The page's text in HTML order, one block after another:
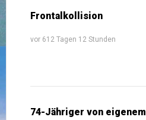
Frontalkollision
vor 612 Tagen 12 Stunden
74-Jähriger von eigenem